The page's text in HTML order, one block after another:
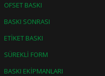
OFSET BASKI
BASKI SONRASI
ETİKET BASKI
SÜREKLİ FORM
BASKI EKİPMANLARI